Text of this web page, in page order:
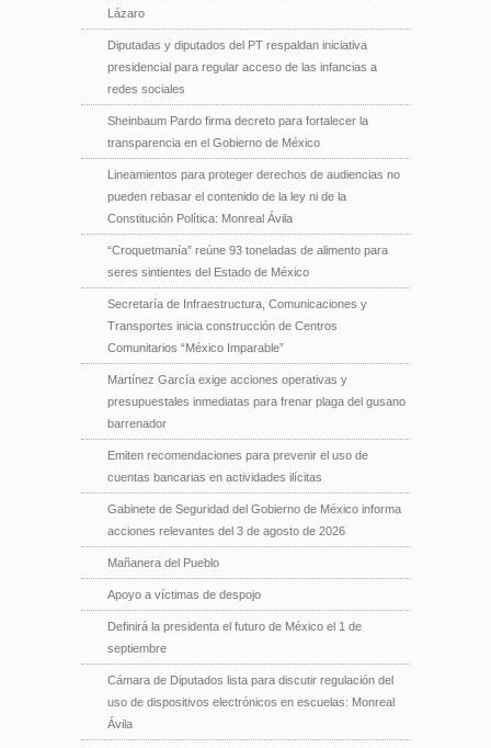
Lázaro
Diputadas y diputados del PT respaldan iniciativa
presidencial para regular acceso de las infancias a
redes sociales
Sheinbaum Pardo firma decreto para fortalecer la
transparencia en el Gobierno de México
Lineamientos para proteger derechos de audiencias no
pueden rebasar el contenido de la ley ni de la
Constitución Política: Monreal Ávila
“Croquetmanía” reúne 93 toneladas de alimento para
seres sintientes del Estado de México
Secretaría de Infraestructura, Comunicaciones y
Transportes inicia construcción de Centros
Comunitarios “México Imparable”
Martínez García exige acciones operativas y
presupuestales inmediatas para frenar plaga del gusano
barrenador
Emiten recomendaciones para prevenir el uso de
cuentas bancarias en actividades ilícitas
Gabinete de Seguridad del Gobierno de México informa
acciones relevantes del 3 de agosto de 2026
Mañanera del Pueblo
Apoyo a víctimas de despojo
Definirá la presidenta el futuro de México el 1 de
septiembre
Cámara de Diputados lista para discutir regulación del
uso de dispositivos electrónicos en escuelas: Monreal
Ávila